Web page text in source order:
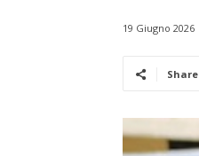
19 Giugno 2026
Share